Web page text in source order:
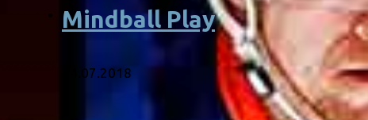
Mindball Play
14.07.2018